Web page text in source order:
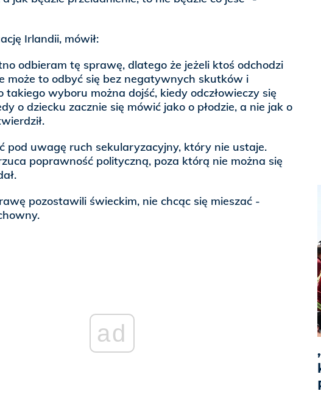
Irlandii, mówił:
odbieram tę sprawę, dlatego że jeżeli ktoś odchodzi
może to odbyć się bez negatywnych skutków i
takiego wyboru można dojść, kiedy odczłowieczy się
o dziecku zacznie się mówić jako o płodzie, a nie jak o
pod uwagę ruch sekularyzacyjny, który nie ustaje.
poprawność polityczną, poza którą nie można się
pozostawili świeckim, nie chcąc się mieszać -
ad